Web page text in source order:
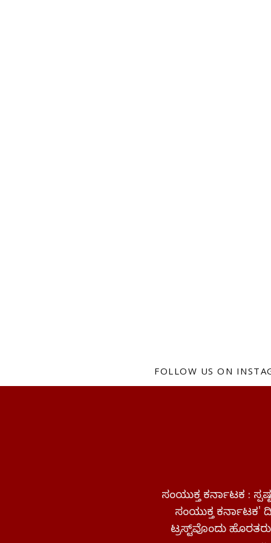
FOLLOW US ON
ಸಂಯುಕ್ತ ಕರ್ನಾಟಕ :
ಸಂಯುಕ್ತ ಕರ್ನಾಟಕ'
ಟ್ರಸ್ಟ್‌ವೊಂದು